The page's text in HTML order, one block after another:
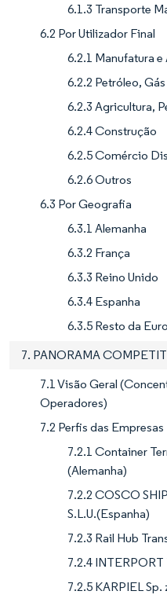
6.1.3 Transporte
6.2 Por Utilizador Final
6.2.1 Manufatura
6.2.2 Petróleo,
6.2.3 Agricultura,
6.2.4 Construção
6.2.5 Comércio
6.2.6 Outros
6.3 Por Geografia
6.3.1 Alemanha
6.3.2 França
6.3.3 Reino Unido
6.3.4 Espanha
6.3.5 Resto da
7. PANORAMA
7.1 Visão Geral
Operadores)
7.2 Perfis das Empresas
7.2.1 Container
(Alemanha)
7.2.2 COSCO
S.L.U.(Espanha)
7.2.3 Rail Hub
7.2.4
7.2.5 KARPIEL